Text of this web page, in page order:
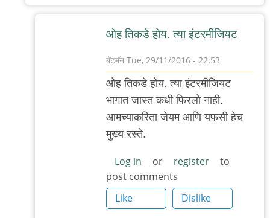
रोडवर
बॅटमॅन
ओह तिकडे होय. त्या इंटरमीजियट
बॅटमॅन Tue, 29/11/2016 - 22:53
In
आपटे
रोडवर
संतोष
बेकरी
by
ओह तिकडे होय. त्या इंटरमीजियट
भागात जास्त कधी फिरलो नाही.
आमच्याकरिता जेयम आणि यफसी हेच
मुख्य रस्ते.
Log in or register
to
post comments
Like
Dislike